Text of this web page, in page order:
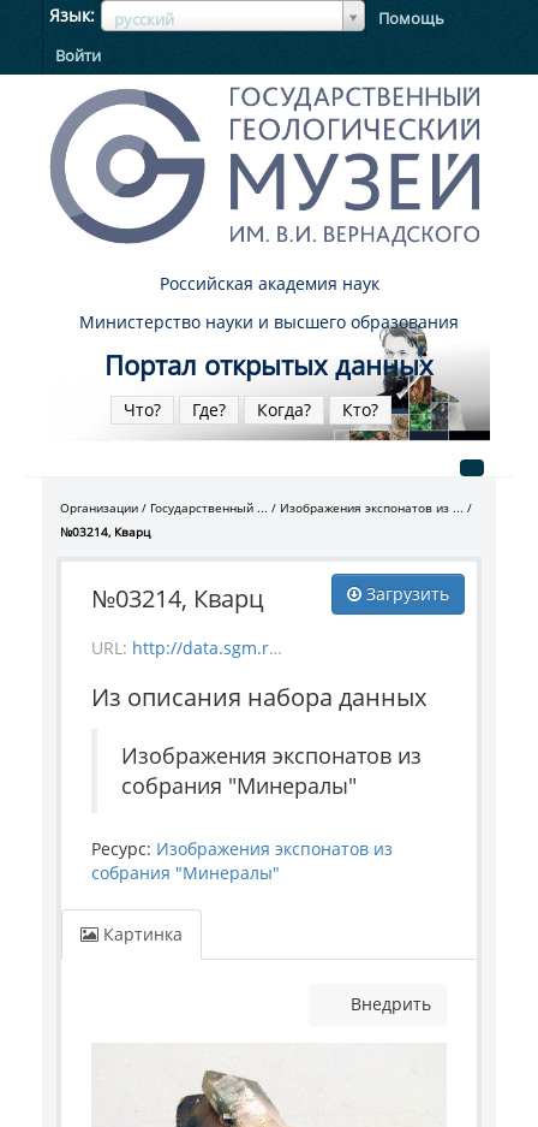
Язык русский
ЯзыкЯзык
Помощь
Войти
Российская академия наук
Министерство науки и высшего образования
Портал открытых данных
Что? Где? Когда? Кто?
Организации Государственный ...
Изображения экспонатов из ...
№03214, Кварц
Загрузить
№03214, Кварц
URL: http://data.sgm.ru/dataset/17744eed-27fa-4a9a-bc72-4e657fa570af/resource/f4c59ad0-85ef-4be0-ab4f-70b083cbe96e/download/mineral_3214.jpg
Из описания набора данных
Изображения экспонатов из
собрания "Минералы"
Ресурс: Изображения экспонатов из
собрания "Минералы"
Картинка
Внедрить